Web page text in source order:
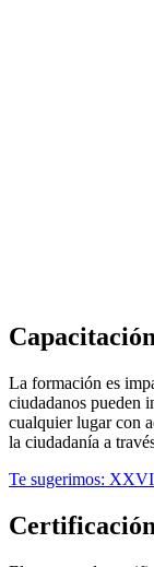
La formación es
ciudadanos pueden
cualquier lugar con
la ciudadanía a
Te sugerimos: